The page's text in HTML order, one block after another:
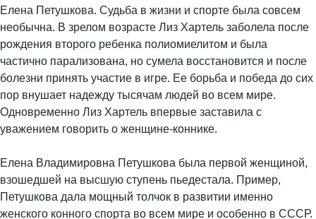
Елена Петушкова. Судьба в жизни и спорте была совсем
необычна. В зрелом возрасте Лиз Хартель заболела после
рождения второго ребенка полиомиелитом и была
частично парализована, но сумела восстановится и после
болезни принять участие в игре. Ее борьба и победа до сих
пор внушает надежду тысячам людей во всем мире.
Одновременно Лиз Хартель впервые заставила с
уважением говорить о женщине-коннике.
Елена Владимировна Петушкова была первой женщиной,
взошедшей на высшую ступень пьедестала. Пример,
Петушкова дала мощный толчок в развитии именно
женского конного спорта во всем мире и особенно в СССР.